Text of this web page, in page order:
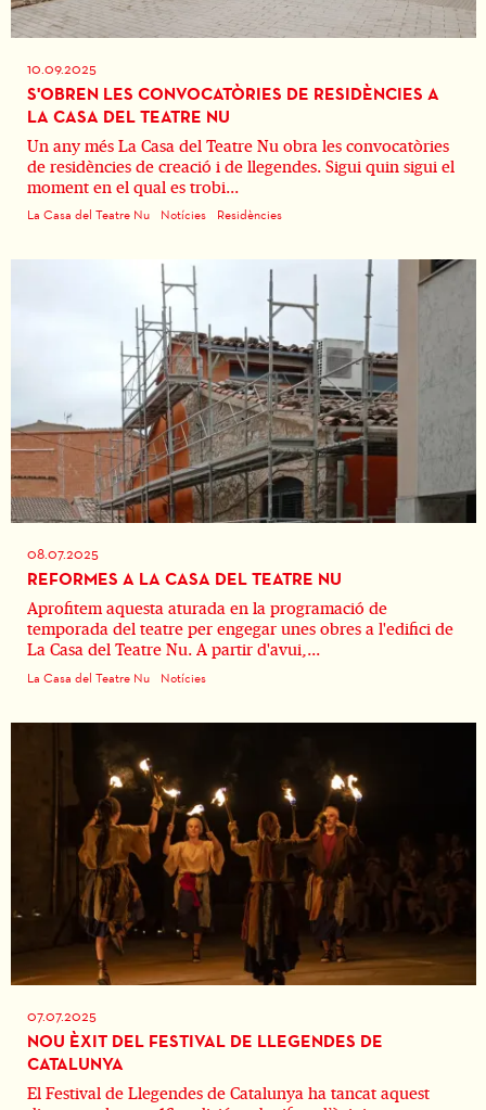
10.09.2025
S'OBREN LES CONVOCATÒRIES DE RESIDÈNCIES A
LA CASA DEL TEATRE NU
Un any més La Casa del Teatre Nu obra les convocatòries
de residències de creació i de llegendes. Sigui quin sigui el
moment en el qual es trobi...
La Casa del Teatre Nu Notícies Residències
08.07.2025
REFORMES A LA CASA DEL TEATRE NU
Aprofitem aquesta aturada en la programació de
temporada del teatre per engegar unes obres a l'edifici de
La Casa del Teatre Nu. A partir d'avui,...
La Casa del Teatre Nu Notícies
07.07.2025
NOU ÈXIT DEL FESTIVAL DE LLEGENDES DE
CATALUNYA
El Festival de Llegendes de Catalunya ha tancat aquest